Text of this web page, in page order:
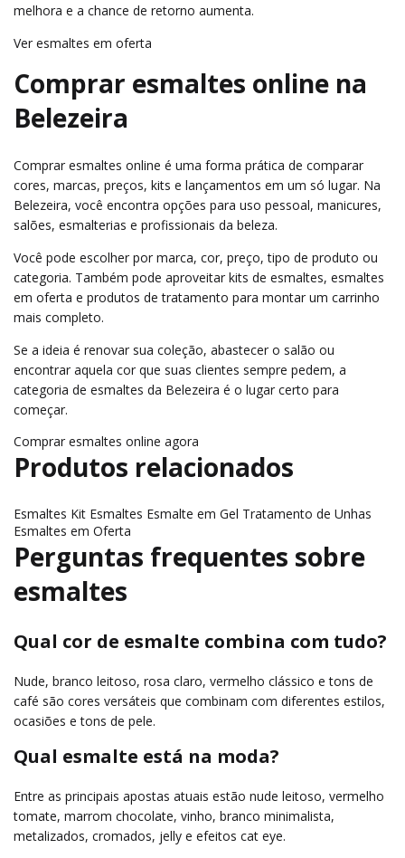
melhora e a chance de retorno aumenta.
Ver esmaltes em oferta
Comprar esmaltes online na
Belezeira
Comprar esmaltes online é uma forma prática de comparar
cores, marcas, preços, kits e lançamentos em um só lugar. Na
Belezeira, você encontra opções para uso pessoal, manicures,
salões, esmalterias e profissionais da beleza.
Você pode escolher por marca, cor, preço, tipo de produto ou
categoria. Também pode aproveitar kits de esmaltes, esmaltes
em oferta e produtos de tratamento para montar um carrinho
mais completo.
Se a ideia é renovar sua coleção, abastecer o salão ou
encontrar aquela cor que suas clientes sempre pedem, a
categoria de esmaltes da Belezeira é o lugar certo para
começar.
Comprar esmaltes online agora
Produtos relacionados
Esmaltes Kit Esmaltes Esmalte em Gel Tratamento de Unhas
Esmaltes em Oferta
Perguntas frequentes sobre
esmaltes
Qual cor de esmalte combina com tudo?
Nude, branco leitoso, rosa claro, vermelho clássico e tons de
café são cores versáteis que combinam com diferentes estilos,
ocasiões e tons de pele.
Qual esmalte está na moda?
Entre as principais apostas atuais estão nude leitoso, vermelho
tomate, marrom chocolate, vinho, branco minimalista,
metalizados, cromados, jelly e efeitos cat eye.